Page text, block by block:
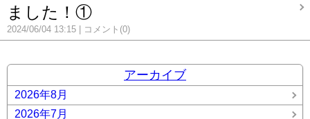
ました！①
2024/06/04 13:15 コメント(0)
アーカイブ
2026年8月
2026年7月